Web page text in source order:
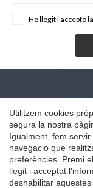
He llegit i accepto la
Ctra. de
T
@
Utilitzem cookies
segura la nostra
Igualment, fem
navegació que
preferències. Premi
llegit i acceptat
deshabilitar
Guardar